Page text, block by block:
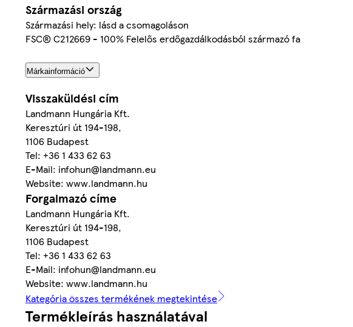
Származási ország
Származási hely: lásd a csomagoláson
FSC® C212669 - 100% Felelős erdőgazdálkodásból származó fa
Márkainformáció
Visszaküldési cím
Landmann Hungária Kft.
Keresztúri út 194-198,
1106 Budapest
Tel: +36 1 433 62 63
E-Mail: infohun@landmann.eu
Website: www.landmann.hu
Forgalmazó címe
Landmann Hungária Kft.
Keresztúri út 194-198,
1106 Budapest
Tel: +36 1 433 62 63
E-Mail: infohun@landmann.eu
Website: www.landmann.hu
Kategória összes termékének megtekintése
Termékleírás használatával